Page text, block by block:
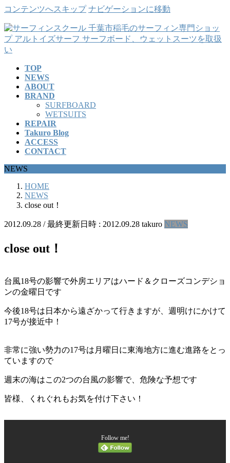
コンテンツへスキップ ナビゲーションに移動
TOP
NEWS
ABOUT
BRAND
SURFBOARD
WETSUITS
REPAIR
Takuro Blog
ACCESS
CONTACT
NEWS
HOME
NEWS
close out！
2012.09.28 / 最終更新日時 : 2012.09.28 takuro NEWS
close out！
台風18号の影響で外房エリアはハード＆クローズコンデショ
ンの金曜日です
今後18号は日本から遠ざかって行きますが、週明けにかけて
17号が接近中！
非常に強い勢力の17号は月曜日に東海地方に進む進路をとっ
ていますので
週末の海はこの2つの台風の影響で、危険な予想です
皆様、くれぐれもお気を付け下さい！
Follow me!